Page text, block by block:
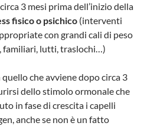
3 mesi prima dell’inizio della
fisico o psichico (interventi
con grandi cali di peso
familiari, lutti, traslochi…)
che avviene dopo circa 3
dello stimolo ormonale che
in fase di crescita i capelli
anche se non è un fatto